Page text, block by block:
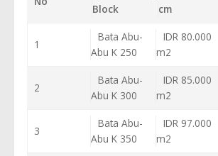
Block
cm
1
Bata Abu-
Abu K 250
IDR 80.000
m2
2
Bata Abu-
Abu K 300
IDR 85.000
m2
3
Bata Abu-
Abu K 350
IDR 97.000
m2